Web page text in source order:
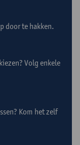
door te hakken.
Volg enkele
Kom het zelf